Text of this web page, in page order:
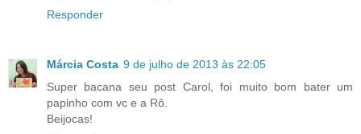
Responder
Márcia Costa 9 de julho de 2013 às 22:05
Super bacana seu post Carol, foi muito bom bater um
papinho com vc e a Rô.
Beijocas!